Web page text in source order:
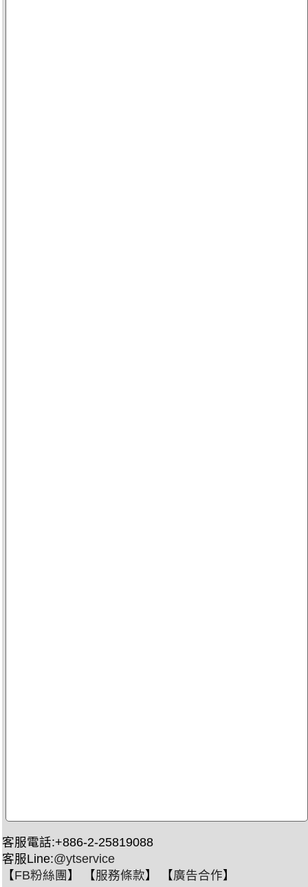
客服電話:+886-2-25819088
客服Line:@ytservice
【FB粉絲團 】 【服務條款】 【廣告合作】